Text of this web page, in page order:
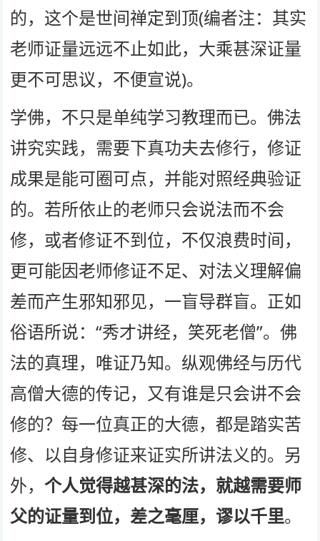
的，这个是世间禅定到顶(编者注：其实
老师证量远远不止如此，大乘甚深证量
更不可思议，不便宣说)。
学佛，不只是单纯学习教理而已。佛法
讲究实践，需要下真功夫去修行，修证
成果是能可圈可点，并能对照经典验证
的。若所依止的老师只会说法而不会
修，或者修证不到位，不仅浪费时间，
更可能因老师修证不足、对法义理解偏
差而产生邪知邪见，一盲导群盲。正如
俗语所说：“秀才讲经，笑死老僧”。佛
法的真理，唯证乃知。纵观佛经与历代
高僧大德的传记，又有谁是只会讲不会
修的？每一位真正的大德，都是踏实苦
修、以自身修证来证实所讲法义的。另
外，个人觉得越甚深的法，就越需要师
父的证量到位，差之毫厘，谬以千里。